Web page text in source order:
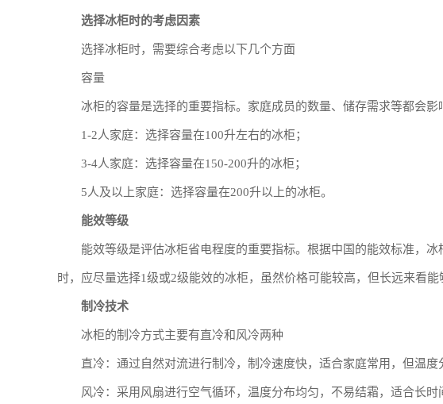
选择冰柜时的考虑因素
选择冰柜时，需要综合考虑以下几个方面
容量
冰柜的容量是选择的重要指标。家庭成员的数量、储存需求等都会
1-2人家庭：选择容量在100升左右的冰柜；
3-4人家庭：选择容量在150-200升的冰柜；
5人及以上家庭：选择容量在200升以上的冰柜。
能效等级
能效等级是评估冰柜省电程度的重要指标。根据中国的能效标准，
时，应尽量选择1级或2级能效的冰柜，虽然价格可能较高，但长远来看能
制冷技术
冰柜的制冷方式主要有直冷和风冷两种
直冷：通过自然对流进行制冷，制冷速度快，适合家庭常用，但温度
风冷：采用风扇进行空气循环，温度分布均匀，不易结霜，适合长时